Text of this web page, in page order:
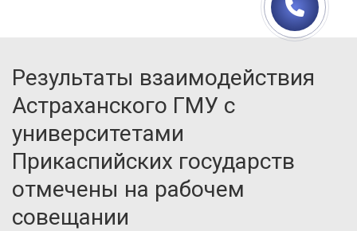
Результаты взаимодействия
Астраханского ГМУ с
университетами
Прикаспийских государств
отмечены на рабочем
совещании